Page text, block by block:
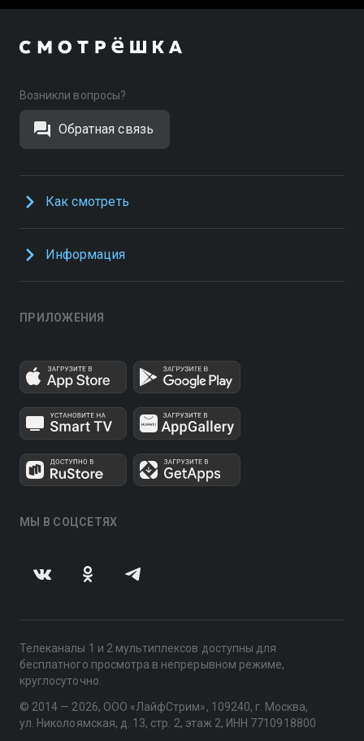
Возникли вопросы?
Обратная связь
Как смотреть
Информация
ПРИЛОЖЕНИЯ
МЫ В СОЦСЕТЯХ
Телеканалы 1 и 2 мультиплексов доступны для
бесплатного просмотра в непрерывном режиме,
круглосуточно.
© 2014 — 2026, ООО «ЛайфСтрим», 109240, г. Москва,
ул. Николоямская, д. 13, стр. 2, этаж 2, ИНН 7710918800